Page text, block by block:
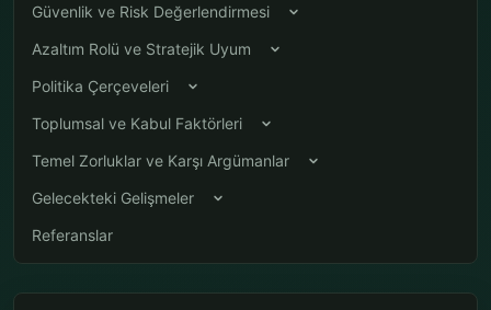
Güvenlik ve Risk Değerlendirmesi
Azaltım Rolü ve Stratejik Uyum
Politika Çerçeveleri
Toplumsal ve Kabul Faktörleri
Temel Zorluklar ve Karşı Argümanlar
Gelecekteki Gelişmeler
Referanslar